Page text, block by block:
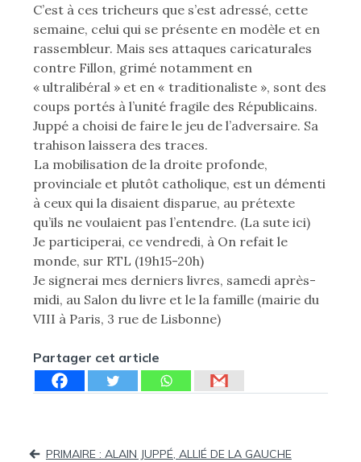
C’est à ces tricheurs que s’est adressé, cette
semaine, celui qui se présente en modèle et en
rassembleur. Mais ses attaques caricaturales
contre Fillon, grimé notamment en
« ultralibéral » et en « traditionaliste », sont des
coups portés à l’unité fragile des Républicains.
Juppé a choisi de faire le jeu de l’adversaire. Sa
trahison laissera des traces.
La mobilisation de la droite profonde,
provinciale et plutôt catholique, est un démenti
à ceux qui la disaient disparue, au prétexte
qu’ils ne voulaient pas l’entendre. (La sute ici)
Je participerai, ce vendredi, à On refait le
monde, sur RTL (19h15-20h)
Je signerai mes derniers livres, samedi après-
midi, au Salon du livre et le la famille (mairie du
VIII à Paris, 3 rue de Lisbonne)
Partager cet article
Navigation
PRIMAIRE : ALAIN JUPPÉ, ALLIÉ DE LA GAUCHE